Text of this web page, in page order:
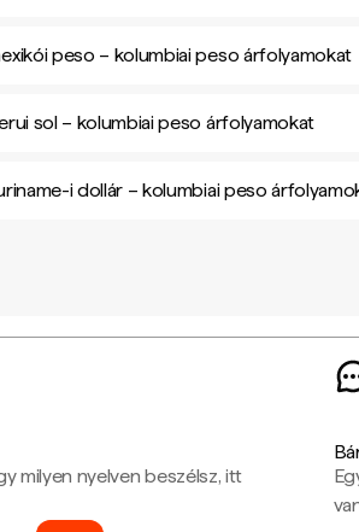
peso – kolumbiai peso árfolyamokat
sol – kolumbiai peso árfolyamokat
i dollár – kolumbiai peso
milyen nyelven beszélsz, itt